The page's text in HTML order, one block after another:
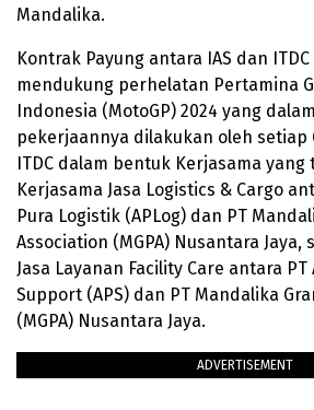
Mandalika.
Kontrak Payung antara IAS dan
mendukung perhelatan Pertamina
Indonesia (MotoGP) 2024 yang
pekerjaannya dilakukan oleh setiap
ITDC dalam bentuk Kerjasama
Kerjasama Jasa Logistics & Cargo
Pura Logistik (APLog) dan PT
Association (MGPA) Nusantara Jaya,
Jasa Layanan Facility Care antara PT
Support (APS) dan PT Mandalika
(MGPA) Nusantara Jaya.
ADVERTISEMENT